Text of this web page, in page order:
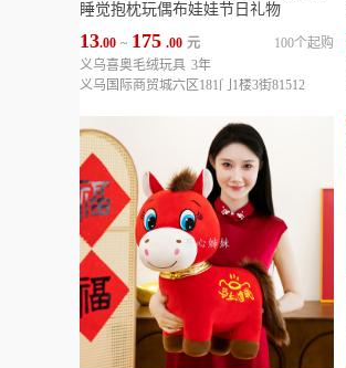
睡觉抱枕玩偶布娃娃节日礼物
13.00 ~ 175 .00 元
100个起购
义乌喜奥毛绒玩具 3年
义乌国际商贸城六区181门1楼3街81512